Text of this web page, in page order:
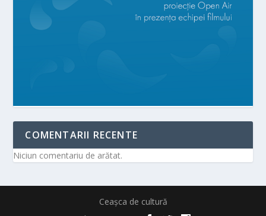
COMENTARII RECENTE
Niciun comentariu de arătat.
Ceașca de cultură